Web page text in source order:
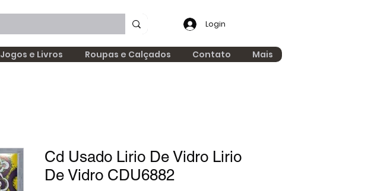
Login
Jogos e Livros Roupas e Calçados Contato Mais
Cd Usado Lirio De Vidro Lirio
De Vidro CDU6882